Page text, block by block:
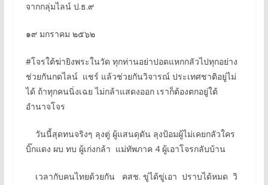
จากกลุ่มไลน์ ป.ธ.๙
๑๙ มกราคม ๒๕๖๒
#โจรใต้ฆ่ายิงพระในวัด ทุกท่านอย่าปอดแหกกลัวไปทุกอย่าง
ช่วยกันกดไลน์ แชร์ แล้วช่วยกันวิจารณ์ ประเทศชาติอยู่ไม่
ได้ ถ้าทุกคนนิ่งเฉย ไม่กล้าแสดงออก เราก็ต้องตกอยู่ใต้
อำนาจโจร
วันนี้สุดทนจริงๆ ลุงตู่ ผู้แสนดุดัน ลุงป้อมผู้ไม่เคยกลัวใคร
บิ๊กแดง ผบ ทบ ผู้เก่งกล้า แม่ทัพภาค 4 ผู้เอาโจรกลับบ้าน
เวลากับคนไทยด้วยกัน คสช. ขู่ได้ขู่เอา ปราบได้หมด วิ